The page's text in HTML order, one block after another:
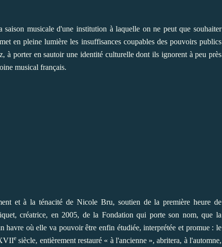
musicale d'une institution à laquelle on ne peut que souhaiter
en pleine lumière les insuffisances coupables des pouvoirs publics
à porter en sautoir une identité culturelle dont ils ignorent à peu près
musical français.
et à la ténacité de Nicole Bru, soutien de la première heure de
créatrice, en 2005, de la Fondation qui porte son nom, que la
havre où elle va pouvoir être enfin étudiée, interprétée et promue : le
e siècle, entièrement restauré « à l'ancienne », abritera, à l'automne,